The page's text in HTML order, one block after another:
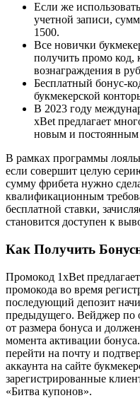
Если же
учетной записи,
1500.
Все новички
получить промо код,
вознаграждения в
Бесплатный бонус-
букмекерской
В 2023 году
xBet предлагает
новым и постоянным
В рамках программы
если совершит целую
сумму фрибета нужно
квалификационным
бесплатной ставки,
становится доступен к
Как Получить
Промокод 1xBet
промокода во время
последующий депозит
предыдущего. Вейджер по
от размера бонуса и
момента активации
перейти на почту и
аккаунта на сайте
зарегистрированные
«Битва купонов».